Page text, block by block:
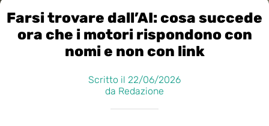
Farsi trovare dall’AI: cosa succede
ora che i motori rispondono con
nomi e non con link
Scritto il 22/06/2026
da Redazione